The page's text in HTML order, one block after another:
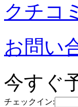
クチコミ
お問い
今すぐ
チェックイン: